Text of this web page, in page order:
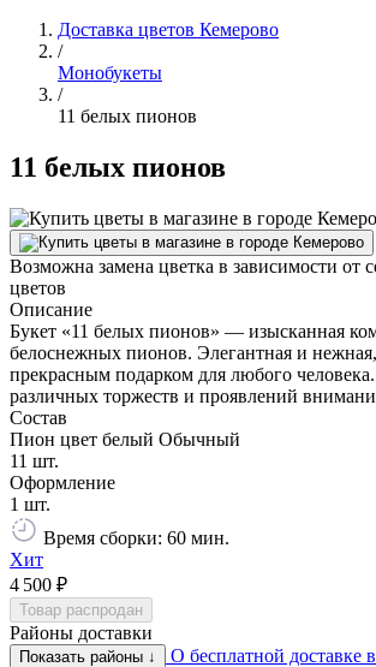
Доставка цветов Кемерово
/
Монобукеты
/
11 белых пионов
11 белых пионов
Возможна замена цветка в зависимости от
цветов
Описание
Букет «11 белых пионов» — изысканная
белоснежных пионов. Элегантная и
прекрасным подарком для любого
различных торжеств и проявлений
Состав
Пион цвет белый Обычный
11 шт.
Оформление
1 шт.
Время сборки: 60 мин.
Хит
4 500 ₽
Товар распродан
Районы доставки
Показать районы ↓
О бесплатной доставке в